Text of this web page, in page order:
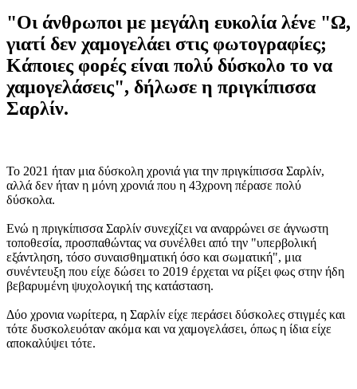
"Οι άνθρωποι με μεγάλη ευκολία λένε "Ω,
γιατί δεν χαμογελάει στις φωτογραφίες;
Κάποιες φορές είναι πολύ δύσκολο το να
χαμογελάσεις", δήλωσε η πριγκίπισσα
Σαρλίν.
Το 2021 ήταν μια δύσκολη χρονιά για την πριγκίπισσα Σαρλίν,
αλλά δεν ήταν η μόνη χρονιά που η 43χρονη πέρασε πολύ
δύσκολα.
Ενώ η πριγκίπισσα Σαρλίν συνεχίζει να αναρρώνει σε άγνωστη
τοποθεσία, προσπαθώντας να συνέλθει από την "υπερβολική
εξάντληση, τόσο συναισθηματική όσο και σωματική", μια
συνέντευξη που είχε δώσει το 2019 έρχεται να ρίξει φως στην ήδη
βεβαρυμένη ψυχολογική της κατάσταση.
Δύο χρονια νωρίτερα, η Σαρλίν είχε περάσει δύσκολες στιγμές και
τότε δυσκολευόταν ακόμα και να χαμογελάσει, όπως η ίδια είχε
αποκαλύψει τότε.